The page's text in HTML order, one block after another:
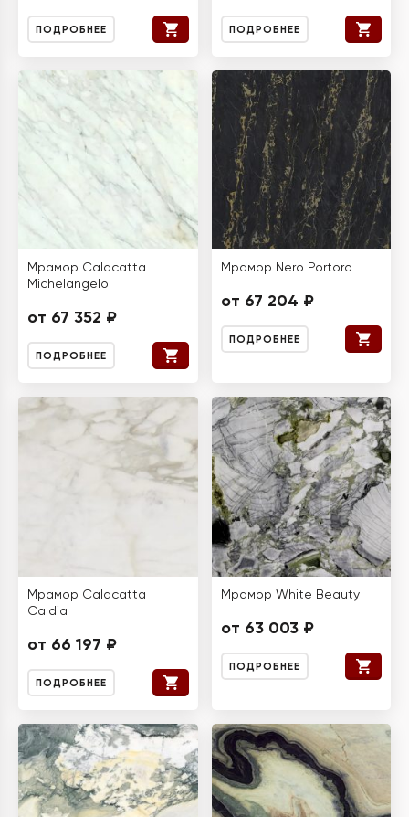
ПОДРОБНЕЕ ПОДРОБНЕЕ
Мрамор Calacatta
Michelangelo
от 67 352 ₽
ПОДРОБНЕЕ
Мрамор Nero Portoro
от 67 204 ₽
ПОДРОБНЕЕ
Мрамор Calacatta
Caldia
от 66 197 ₽
ПОДРОБНЕЕ
Мрамор White Beauty
от 63 003 ₽
ПОДРОБНЕЕ